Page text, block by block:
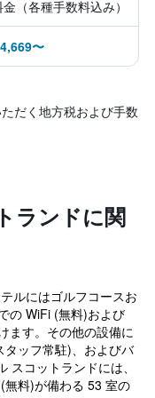
（各種手数料込み）
〜
だく地方税および手数
ランドに関
ルにはゴルフコースお
の WiFi (無料)および
ます。その他の設備に
ッフ常駐)、およびバ
スコットランドには、
無料)が備わる 53 室の